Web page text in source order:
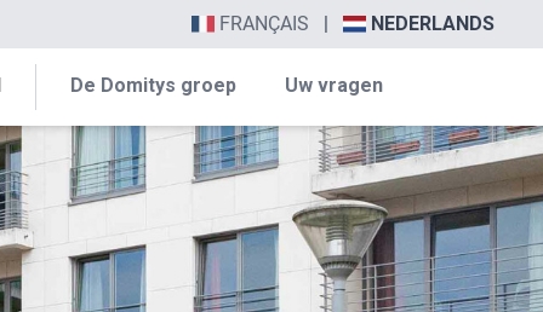
FRANÇAIS | NEDERLANDS
De Domitys groep Uw vragen